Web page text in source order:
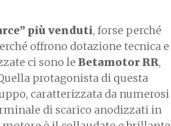
più venduti, forse perché
offrono dotazione tecnica e
ci sono le Betamotor RR,
protagonista di questa
caratterizzata da numerosi
di scarico anodizzati in